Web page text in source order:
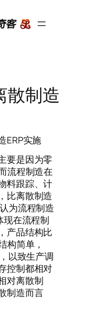
散制造
ERP实施
要是因为零
流程制造在
料跟踪、计
比离散制造
为流程制造
现在流程制
产品结构比
构简单，
以致生产调
控制都相对
对离散制
制造而言